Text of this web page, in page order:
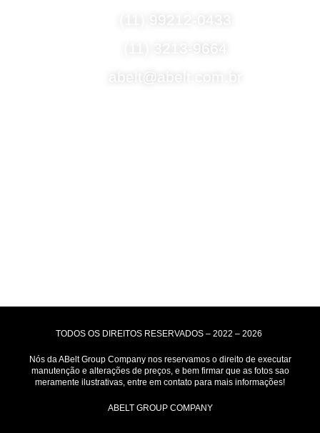
(11) 3213-9664
abelt@abelt.com.br
TODOS OS DIREITOS RESERVADOS – 2022 – 2026
Nós da ABelt Group Company nos reservamos o direito de executar
manutenção e alterações de preços, e bem firmar que as fotos sao
meramente ilustrativas, entre em contato para mais informações!
ABELT GROUP COMPANY